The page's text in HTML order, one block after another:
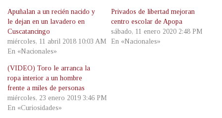
Apuñalan a un recién nacido y
le dejan en un lavadero en
Cuscatancingo
miércoles, 11 abril 2018 10:03 AM
En «Nacionales»
Privados de libertad mejoran
centro escolar de Apopa
sábado, 11 enero 2020 2:48 PM
En «Nacionales»
(VIDEO) Toro le arranca la
ropa interior a un hombre
frente a miles de personas
miércoles, 23 enero 2019 3:46 PM
En «Curiosidades»